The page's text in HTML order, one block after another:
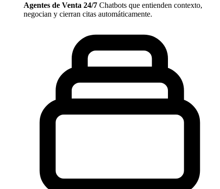
Agentes de Venta 24/7 Chatbots que entienden contexto,
negocian y cierran citas automáticamente.